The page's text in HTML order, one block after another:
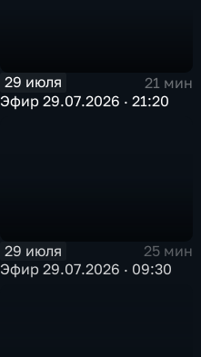
29 июля
21 мин
Эфир 29.07.2026 · 21:20
29 июля
25 мин
Эфир 29.07.2026 · 09:30